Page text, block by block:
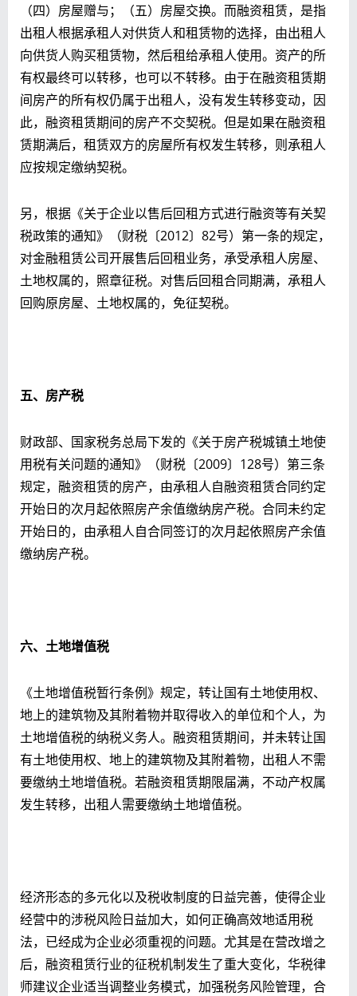
（四）房屋赠与；（五）房屋交换。而融资租赁，是指
出租人根据承租人对供货人和租赁物的选择，由出租人
向供货人购买租赁物，然后租给承租人使用。资产的所
有权最终可以转移，也可以不转移。由于在融资租赁期
间房产的所有权仍属于出租人，没有发生转移变动，因
此，融资租赁期间的房产不交契税。但是如果在融资租
赁期满后，租赁双方的房屋所有权发生转移，则承租人
应按规定缴纳契税。
另，根据《关于企业以售后回租方式进行融资等有关契
税政策的通知》（财税〔2012〕82号）第一条的规定，
对金融租赁公司开展售后回租业务，承受承租人房屋、
土地权属的，照章征税。对售后回租合同期满，承租人
回购原房屋、土地权属的，免征契税。
五、房产税
财政部、国家税务总局下发的《关于房产税城镇土地使
用税有关问题的通知》（财税〔2009〕128号）第三条
规定，融资租赁的房产，由承租人自融资租赁合同约定
开始日的次月起依照房产余值缴纳房产税。合同未约定
开始日的，由承租人自合同签订的次月起依照房产余值
缴纳房产税。
六、土地增值税
《土地增值税暂行条例》规定，转让国有土地使用权、
地上的建筑物及其附着物并取得收入的单位和个人，为
土地增值税的纳税义务人。融资租赁期间，并未转让国
有土地使用权、地上的建筑物及其附着物，出租人不需
要缴纳土地增值税。若融资租赁期限届满，不动产权属
发生转移，出租人需要缴纳土地增值税。
经济形态的多元化以及税收制度的日益完善，使得企业
经营中的涉税风险日益加大，如何正确高效地适用税
法，已经成为企业必须重视的问题。尤其是在营改增之
后，融资租赁行业的征税机制发生了重大变化，华税律
师建议企业适当调整业务模式，加强税务风险管理，合